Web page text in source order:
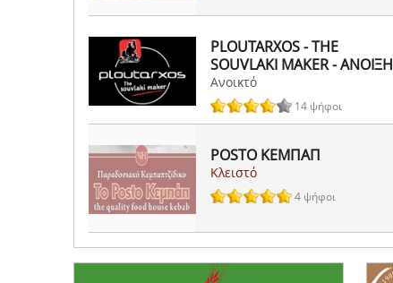
PLOUTARXOS - THE
SOUVLAKI MAKER - ΑΝΟΙΞΗ
Ανοικτό
14 ψήφοι
POSTO ΚΕΜΠΑΠ
Κλειστό
4 ψήφοι